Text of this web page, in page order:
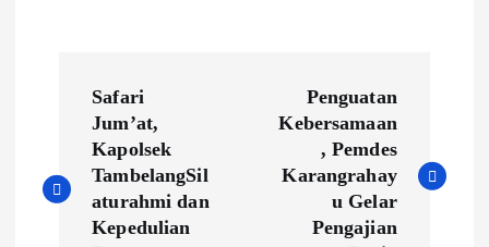
v
Safari
Jum’at,
Kapolsek
TambelangSil
aturahmi dan
Kepedulian
Penguatan
Kebersamaan
, Pemdes
Karangrahay
u Gelar
Pengajian